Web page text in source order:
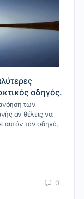
οδηγός.
των
αν θέλεις να
αυτόν τον οδηγό,
0